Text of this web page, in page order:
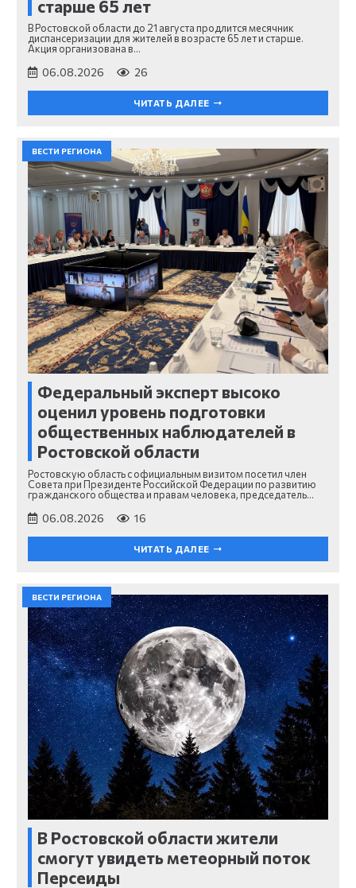
старше 65 лет
В Ростовской области до 21 августа продлится месячник
диспансеризации для жителей в возрасте 65 лет и старше.
Акция организована в…
06.08.2026 26
ЧИТАТЬ ДАЛЕЕ
ВЕСТИ РЕГИОНА
Федеральный эксперт высоко
оценил уровень подготовки
общественных наблюдателей в
Ростовской области
Ростовскую область с официальным визитом посетил член
Совета при Президенте Российской Федерации по развитию
гражданского общества и правам человека, председатель…
06.08.2026 16
ЧИТАТЬ ДАЛЕЕ
ВЕСТИ РЕГИОНА
В Ростовской области жители
смогут увидеть метеорный поток
Персеиды